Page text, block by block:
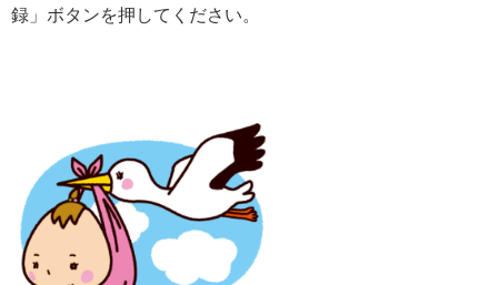
録」ボタンを押してください。